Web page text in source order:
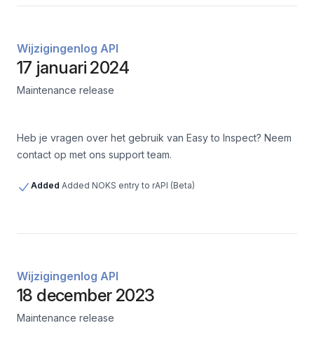
Wijzigingenlog API
17 januari 2024
Maintenance release
Heb je vragen over het gebruik van Easy to Inspect? Neem
contact op met ons support team.
Added Added NOKS entry to rAPI (Beta)
Wijzigingenlog API
18 december 2023
Maintenance release